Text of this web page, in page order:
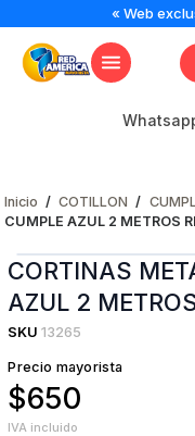
« Web
Inicio / COTILLON /
CUMPLE AZUL 2 METROS
CORTINAS
AZUL 2
SKU 13265
Precio mayorista
$650
IVA incluido
METALICAS
FELIZ
CUMPLE